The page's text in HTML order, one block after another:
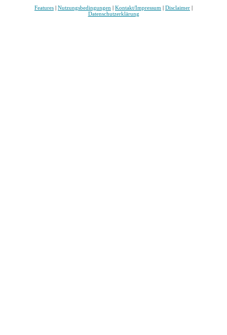
Features | Nutzungsbedingungen | Kontakt/Impressum | Disclaimer |
Datenschutzerklärung